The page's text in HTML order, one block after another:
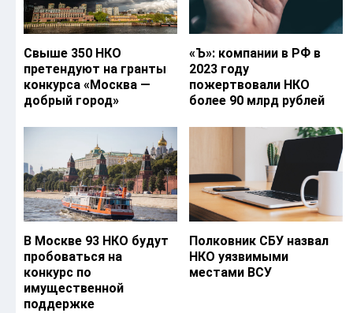
Свыше 350 НКО
претендуют на гранты
конкурса «Москва —
добрый город»
«Ъ‎»: компании в РФ в
2023 году
пожертвовали НКО
более 90 млрд рублей
В Москве 93 НКО будут
пробоваться на
конкурс по
имущественной
поддержке
Полковник СБУ назвал
НКО уязвимыми
местами ВСУ